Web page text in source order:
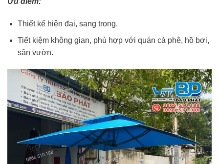
Thiết kế hiện đại, sang trọng.
Tiết kiệm không gian, phù hợp với quán cà phê, hồ bơi,
sân vườn.